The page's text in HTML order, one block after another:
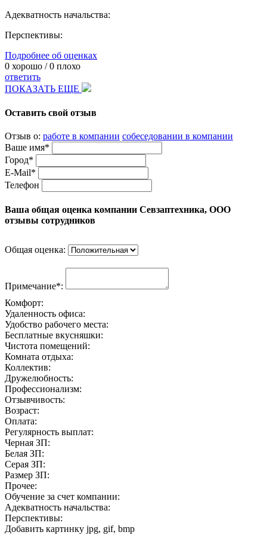
Адекватность начальства:
Перспективы:
Подробнее об оценках
0 хорошо /0 плохо
ответить
ПОКАЗАТЬ ЕЩЕ
Оставить свой отзыв
Отзыв о: работе в компании собеседовании в компании
Ваше имя*
Город*
E-Mail*
Телефон
Ваша общая оценка компании Севзаптехника, ООО
отзывы сотрудников
Общая оценка:
Примечание*:
Комфорт:
Удаленность офиса:
Удобство рабочего места:
Бесплатные вкусняшки:
Чистота помещений:
Комната отдыха:
Коллектив:
Дружелюбность:
Профессионализм:
Отзывчивость:
Возраст:
Оплата:
Регулярность выплат:
Черная ЗП:
Белая ЗП:
Серая ЗП:
Размер ЗП:
Прочее:
Обучение за счет компании:
Адекватность начальства:
Перспективы:
Добавить картинку jpg, gif, bmp